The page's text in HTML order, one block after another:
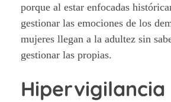
porque al estar enfocadas
gestionar las emociones de los
mujeres llegan a la adultez sin
gestionar las propias.
Hipervigilancia